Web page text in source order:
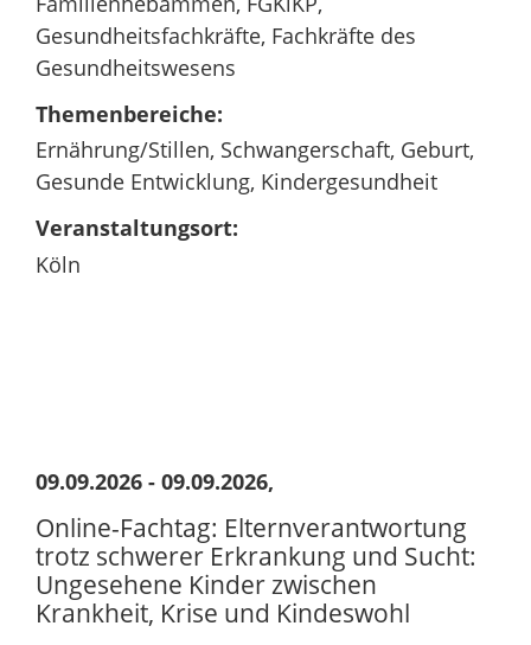
Gesundheitsfachkräfte, Fachkräfte des
Gesundheitswesens
Themenbereiche:
Ernährung/Stillen, Schwangerschaft, Geburt,
Gesunde Entwicklung, Kindergesundheit
Veranstaltungsort:
Köln
09.09.2026 - 09.09.2026,
Online-Fachtag: Elternverantwortung
trotz schwerer Erkrankung und Sucht:
Ungesehene Kinder zwischen
Krankheit, Krise und Kindeswohl